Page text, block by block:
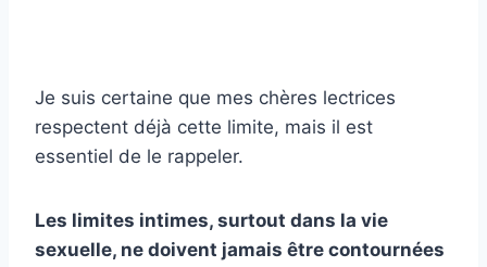
Je suis certaine que mes chères lectrices
respectent déjà cette limite, mais il est
essentiel de le rappeler.
Les limites intimes, surtout dans la vie
sexuelle, ne doivent jamais être contournées